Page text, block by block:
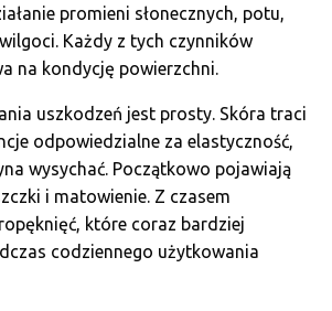
promieni słonecznych, potu,
Każdy z tych czynników
na kondycję powierzchni.
uszkodzeń jest prosty. Skóra traci
odpowiedzialne za elastyczność,
wysychać. Początkowo pojawiają
i matowienie. Z czasem
które coraz bardziej
codziennego użytkowania